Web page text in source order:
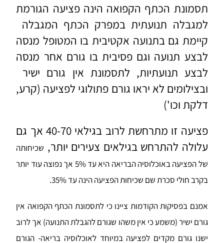
תסמונת הכתף הקפואה הינה פציעה הגורמת
למגבלה תנועתית במפרק הכתף המגבלה
קיימת גם בתנועה אקטיבית בו המטופל מנסה
לבצע תנועה וגם פסיבית בו גורם אחר מנסה
לבצע תנועתיות, לתסמונת אין גורם ישיר
ובצילומים לא יראו גורם פתולוגי לפציעה (קרע,
דלקת וכו')
פציעה זו מתרחשת לרוב בגילאי 40-70 אך גם
עלולה להתרחש בגילאים צעירים יותר, שכיחותה
של הפציעה באוכלוסיה הבריאה היא עד 5% אך נפוצה עוד יותר
בקרב חולי סכרת שם שכיחות הפציעה הינה עד 35%.
אמנם בפסיקות הקודמות ציינו כי לתסמונת הכתף הקפואה אין
גורם ישיר (משמע כי אין משהו שגורם להגבלת התנועה) אך לרוב
ישנו גורם מקדים לפציעה במיוחד לאוכלוסיה בריאה- הגורם